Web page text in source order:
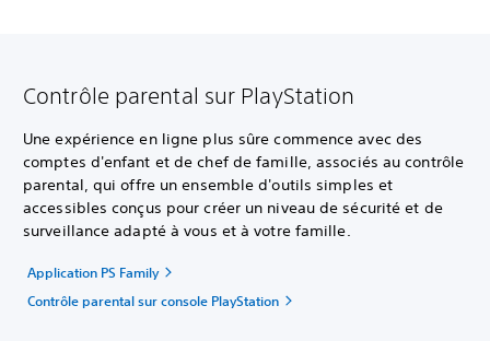
Contrôle parental sur PlayStation
Une expérience en ligne plus sûre commence avec des
comptes d'enfant et de chef de famille, associés au contrôle
parental, qui offre un ensemble d'outils simples et
accessibles conçus pour créer un niveau de sécurité et de
surveillance adapté à vous et à votre famille.
Application PS Family
Contrôle parental sur console PlayStation